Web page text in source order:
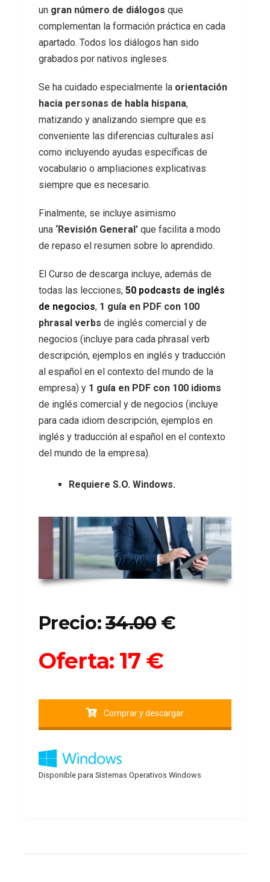
un gran número de diálogos que
complementan la formación práctica en cada
apartado. Todos los diálogos han sido
grabados por nativos ingleses.
Se ha cuidado especialmente la orientación
hacia personas de habla hispana,
matizando y analizando siempre que es
conveniente las diferencias culturales así
como incluyendo ayudas específicas de
vocabulario o ampliaciones explicativas
siempre que es necesario.
Finalmente, se incluye asimismo
una ‘Revisión General’ que facilita a modo
de repaso el resumen sobre lo aprendido.
El Curso de descarga incluye, además de
todas las lecciones, 50 podcasts de inglés
de negocios, 1 guía en PDF con 100
phrasal verbs de inglés comercial y de
negocios (incluye para cada phrasal verb
descripción, ejemplos en inglés y traducción
al español en el contexto del mundo de la
empresa) y 1 guía en PDF con 100 idioms
de inglés comercial y de negocios (incluye
para cada idiom descripción, ejemplos en
inglés y traducción al español en el contexto
del mundo de la empresa).
Requiere S.O. Windows.
Precio:34.00€
Oferta: 17 €
Comprar y descargar
Disponible para Sistemas Operativos Windows